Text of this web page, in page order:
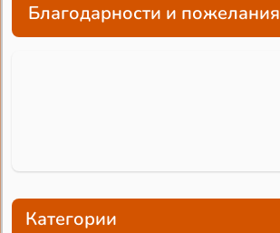
Благодарности и пожелания
Категории